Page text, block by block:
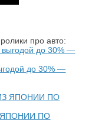
про авто:
до 30% —
ЯПОНИИ ПО